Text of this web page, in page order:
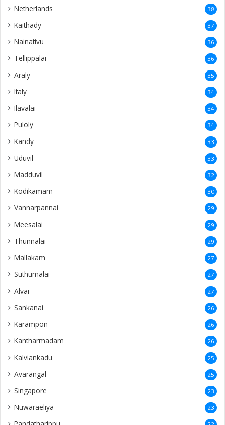
Netherlands 38
Kaithady 37
Nainativu 36
Tellippalai 36
Araly 35
Italy 34
Ilavalai 34
Puloly 34
Kandy 33
Uduvil 33
Madduvil 32
Kodikamam 30
Vannarpannai 29
Meesalai 29
Thunnalai 29
Mallakam 27
Suthumalai 27
Alvai 27
Sankanai 26
Karampon 26
Kantharmadam 26
Kalviankadu 25
Avarangal 25
Singapore 23
Nuwaraeliya 23